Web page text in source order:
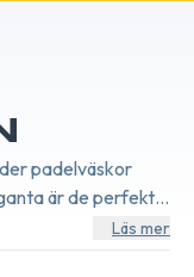
padelväskor
är de perfekta
Läs mer